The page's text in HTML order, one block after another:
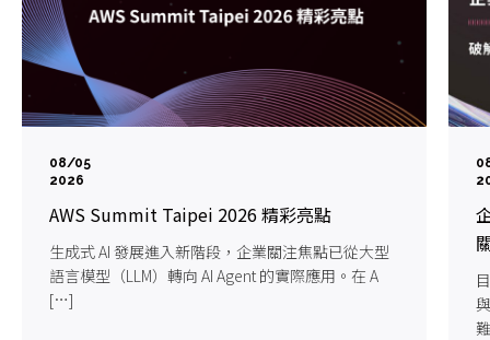
08/05
2026
AWS Summit Taipei 2026 精彩亮點
生成式 AI 發展進入新階段，企業關注焦點已從大型
語言模型（LLM）轉向 AI Agent 的實際應用。在 A
[…]